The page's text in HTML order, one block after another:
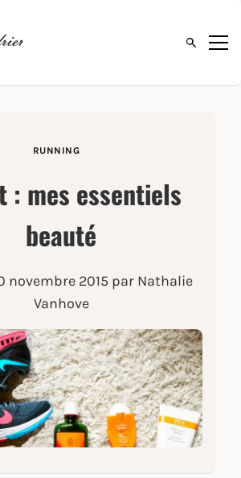
Ouvrir la
RUNNING
: mes essentiels
beauté
novembre 2015 par Nathalie
Vanhove